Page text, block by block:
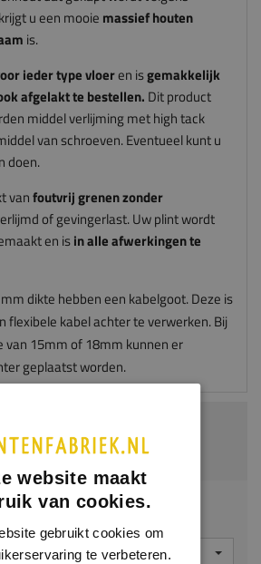
u een mooie massief houten
is.
ieder type vloeren isgemakkelijk
afgelakt te bestellen. Dit product
middel verlijming met high tack
van schroeven. Eventueel kunt u
doen.
vanfoutvrij grenen zonder
of gevingerlast. Uw plint wordt
en isin alle afwerkingen te
dikte hebben een kabelgoot. Deze is
flexibele kabel achter te verwerken. Bij
van 15mm of 18mm kunnen er
geplaatst worden.
mm | Grenen
website maakt
van cookies.
gebruikt cookies om
te verbeteren.